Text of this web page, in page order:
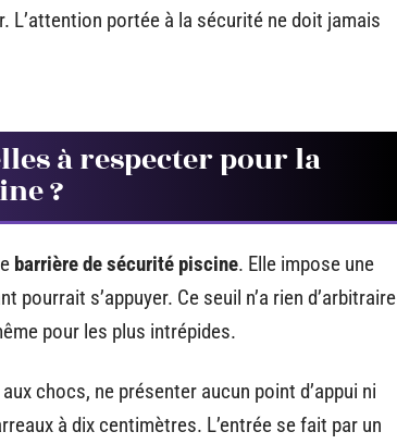
portée à la sécurité ne doit jamais
à respecter pour la
?
barrière de sécurité piscine. Elle impose une
pourrait s’appuyer. Ce seuil n’a rien d’arbitraire
pour les plus intrépides.
chocs, ne présenter aucun point d’appui ni
à dix centimètres. L’entrée se fait par un